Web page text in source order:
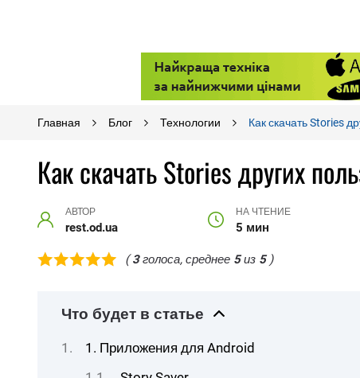
Главная Блог Технологии Как скачать Stories
Как скачать Stories других
АВТОР
rest.od.ua
НА ЧТЕНИЕ
5 мин
(3голоса, среднее 5из 5)
Что будет в статье
1. Приложения для Android